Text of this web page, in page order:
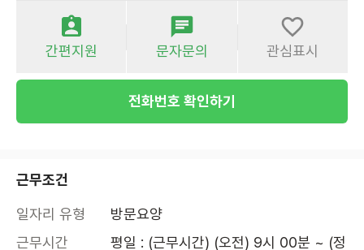
간편지원 문자문의 관심표시
전화번호 확인하기
근무조건
일자리 유형
방문요양
근무시간
평일 : (근무시간) (오전) 9시 00분 ~ (정